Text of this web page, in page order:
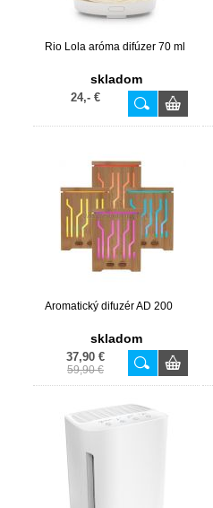
Rio Lola aróma difúzer 70 ml
skladom
24,- €
Aromatický difuzér AD 200
skladom
37,90 €
59,90 €